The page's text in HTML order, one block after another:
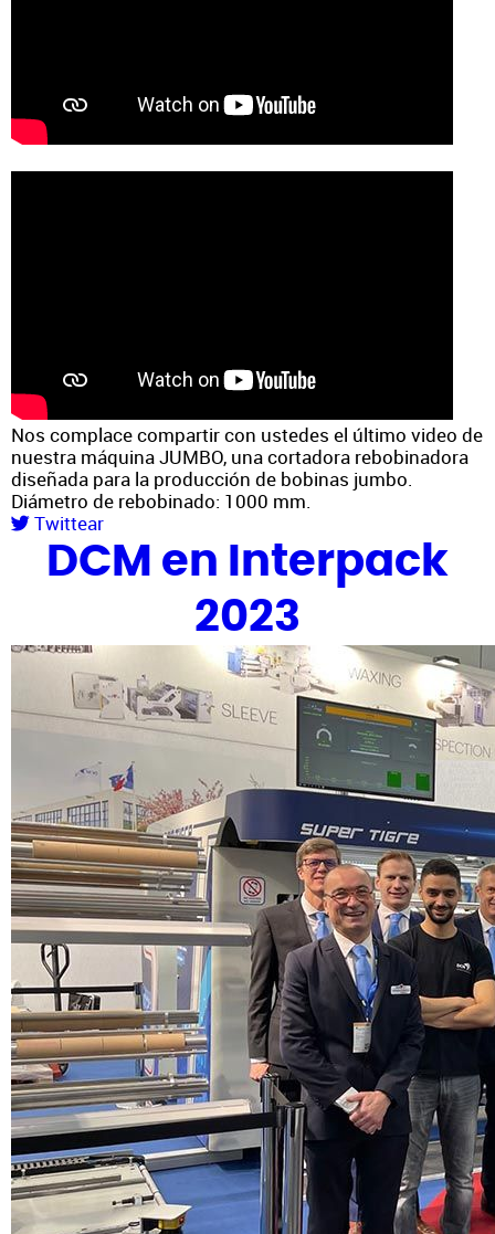
Nos complace compartir con ustedes el último video de
nuestra máquina JUMBO, una cortadora rebobinadora
diseñada para la producción de bobinas jumbo.
Diámetro de rebobinado: 1000 mm.
Twittear
DCM en Interpack
2023